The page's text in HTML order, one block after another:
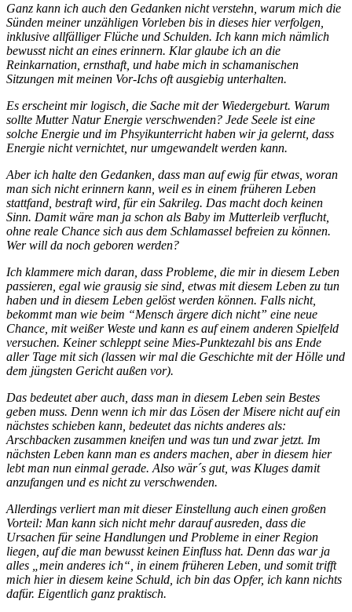
Ganz kann ich auch den Gedanken nicht verstehn, warum mich die
Sünden meiner unzähligen Vorleben bis in dieses hier verfolgen,
inklusive allfälliger Flüche und Schulden. Ich kann mich nämlich
bewusst nicht an eines erinnern. Klar glaube ich an die
Reinkarnation, ernsthaft, und habe mich in schamanischen
Sitzungen mit meinen Vor-Ichs oft ausgiebig unterhalten.
Es erscheint mir logisch, die Sache mit der Wiedergeburt. Warum
sollte Mutter Natur Energie verschwenden? Jede Seele ist eine
solche Energie und im Phsyikunterricht haben wir ja gelernt, dass
Energie nicht vernichtet, nur umgewandelt werden kann.
Aber ich halte den Gedanken, dass man auf ewig für etwas, woran
man sich nicht erinnern kann, weil es in einem früheren Leben
stattfand, bestraft wird, für ein Sakrileg. Das macht doch keinen
Sinn. Damit wäre man ja schon als Baby im Mutterleib verflucht,
ohne reale Chance sich aus dem Schlamassel befreien zu können.
Wer will da noch geboren werden?
Ich klammere mich daran, dass Probleme, die mir in diesem Leben
passieren, egal wie grausig sie sind, etwas mit diesem Leben zu tun
haben und in diesem Leben gelöst werden können. Falls nicht,
bekommt man wie beim “Mensch ärgere dich nicht” eine neue
Chance, mit weißer Weste und kann es auf einem anderen Spielfeld
versuchen. Keiner schleppt seine Mies-Punktezahl bis ans Ende
aller Tage mit sich (lassen wir mal die Geschichte mit der Hölle und
dem jüngsten Gericht außen vor).
Das bedeutet aber auch, dass man in diesem Leben sein Bestes
geben muss. Denn wenn ich mir das Lösen der Misere nicht auf ein
nächstes schieben kann, bedeutet das nichts anderes als:
Arschbacken zusammen kneifen und was tun und zwar jetzt. Im
nächsten Leben kann man es anders machen, aber in diesem hier
lebt man nun einmal gerade. Also wär´s gut, was Kluges damit
anzufangen und es nicht zu verschwenden.
Allerdings verliert man mit dieser Einstellung auch einen großen
Vorteil: Man kann sich nicht mehr darauf ausreden, dass die
Ursachen für seine Handlungen und Probleme in einer Region
liegen, auf die man bewusst keinen Einfluss hat. Denn das war ja
alles „mein anderes ich“, in einem früheren Leben, und somit trifft
mich hier in diesem keine Schuld, ich bin das Opfer, ich kann nichts
dafür. Eigentlich ganz praktisch.